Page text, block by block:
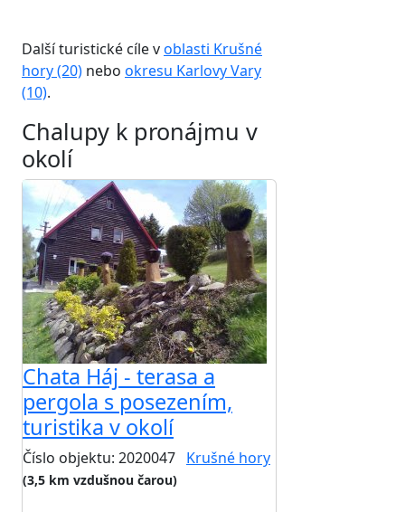
Další turistické cíle voblasti Krušné
hory (20) nebo okresu Karlovy Vary
(10).
Chalupy k pronájmu v
okolí
Chata Háj - terasa a
pergola s posezením,
turistika v okolí
Číslo objektu: 2020047 Krušné hory
(3,5 km vzdušnou čarou)